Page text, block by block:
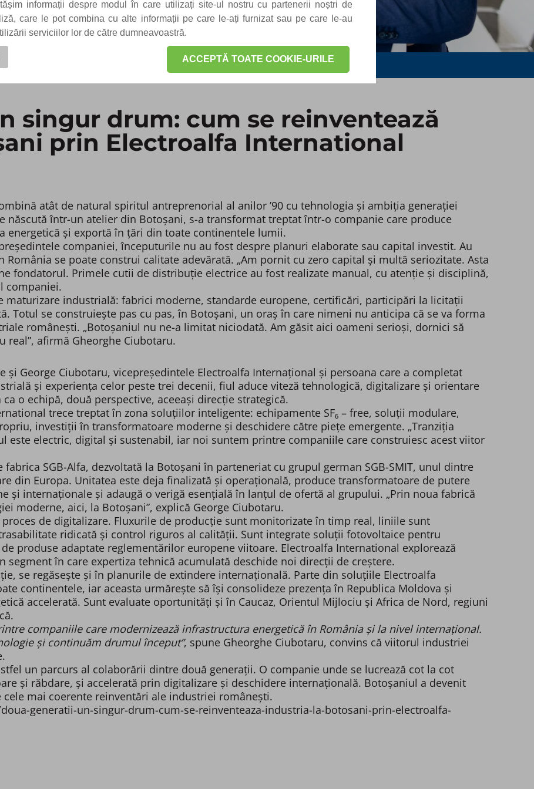
informații despre modul în care utilizați site-ul nostru cu partenerii noștri de
care le pot combina cu alte informații pe care le-ați furnizat sau pe care le-au
serviciilor lor de către dumneavoastră.
ACCEPTĂ TOATE COOKIE-URILE
singur drum: cum se reinventează
prin Electroalfa International
atât de natural spiritul antreprenorial al anilor ’90 cu tehnologia și ambiția generației
născută într-un atelier din Botoșani, s-a transformat treptat într-o companie care produce
și exportă în țări din toate continentele lumii.
companiei, începuturile nu au fost despre planuri elaborate sau capital investit. Au
se poate construi calitate adevărată. „Am pornit cu zero capital și multă seriozitate. Asta
fondatorul. Primele cutii de distribuție electrice au fost realizate manual, cu atenție și disciplină,
companiei.
maturizare industrială: fabrici moderne, standarde europene, certificări, participări la licitații
Totul se construiește pas cu pas, în Botoșani, un oraș în care nimeni nu anticipa că se va forma
românești. „Botoșaniul nu ne-a limitat niciodată. Am găsit aici oameni serioși, dornici să
real”, afirmă Gheorghe Ciubotaru.
și George Ciubotaru, vicepreședintele Electroalfa Internațional și persoana care a completat
și experiența celor peste trei decenii, fiul aduce viteză tehnologică, digitalizare și orientare
o echipă, două perspective, aceeași direcție strategică.
trece treptat în zona soluțiilor inteligente: echipamente SF₆ – free, soluții modulare,
investiții în transformatoare moderne și deschidere către piețe emergente. „Tranziția
este electric, digital și sustenabil, iar noi suntem printre companiile care construiesc acest viitor
SGB-Alfa, dezvoltată la Botoșani în parteneriat cu grupul german SGB-SMIT, unul dintre
din Europa. Unitatea este deja finalizată și operațională, produce transformatoare de putere
și internaționale și adaugă o verigă esențială în lanțul de ofertă al grupului. „Prin noua fabrică
moderne, aici, la Botoșani”, explică George Ciubotaru.
de digitalizare. Fluxurile de producție sunt monitorizate în timp real, liniile sunt
ridicată și control riguros al calității. Sunt integrate soluții fotovoltaice pentru
produse adaptate reglementărilor europene viitoare. Electroalfa International explorează
în care expertiza tehnică acumulată deschide noi direcții de creștere.
se regăsește și în planurile de extindere internațională. Parte din soluțiile Electroalfa
continentele, iar aceasta urmărește să își consolideze prezența în Republica Moldova și
accelerată. Sunt evaluate oportunități și în Caucaz, Orientul Mijlociu și Africa de Nord, regiuni
companiile care modernizează infrastructura energetică în România și la nivel internațional.
și continuăm drumul început”, spune Gheorghe Ciubotaru, convins că viitorul industriei
un parcurs al colaborării dintre două generații. O companie unde se lucrează cot la cot
și răbdare, și accelerată prin digitalizare și deschidere internațională. Botoșaniul a devenit
mai coerente reinventări ale industriei românești.
generatii-un-singur-drum-cum-se-reinventeaza-industria-la-botosani-prin-electroalfa-